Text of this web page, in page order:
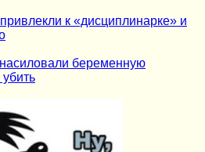
к «дисциплинарке» и
беременную